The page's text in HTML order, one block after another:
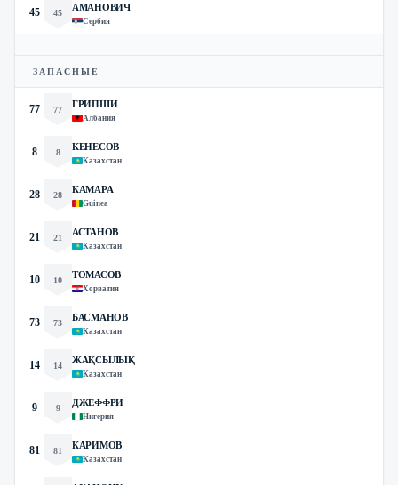
45 45
АМАНОВИЧ
Сербия
ЗАПАСНЫЕ
77 77
ГРИПШИ
Албания
8 8
КЕНЕСОВ
Казахстан
28 28
КАМАРА
Guinea
21 21
АСТАНОВ
Казахстан
10 10
ТОМАСОВ
Хорватия
73 73
БАСМАНОВ
Казахстан
14 14
ЖАҚСЫЛЫҚ
Казахстан
9 9
ДЖЕФФРИ
Нигерия
81 81
КАРИМОВ
Казахстан